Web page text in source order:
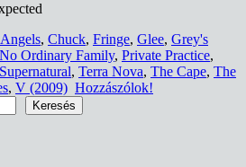
, Chuck, Fringe, Glee, Grey's
No Ordinary Family, Private Practice,
Supernatural, Terra Nova, The Cape, The
, V (2009) Hozzászólok!
Keresés